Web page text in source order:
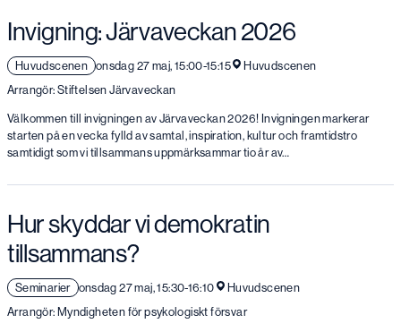
Invigning: Järvaveckan 2026
Huvudscenen onsdag 27 maj, 15:00-15:15
Huvudscenen
Arrangör: Stiftelsen Järvaveckan
Välkommen till invigningen av Järvaveckan 2026! Invigningen markerar
starten på en vecka fylld av samtal, inspiration, kultur och framtidstro
samtidigt som vi tillsammans uppmärksammar tio år av…
Hur skyddar vi demokratin
tillsammans?
Seminarier onsdag 27 maj, 15:30-16:10
Huvudscenen
Arrangör: Myndigheten för psykologiskt försvar